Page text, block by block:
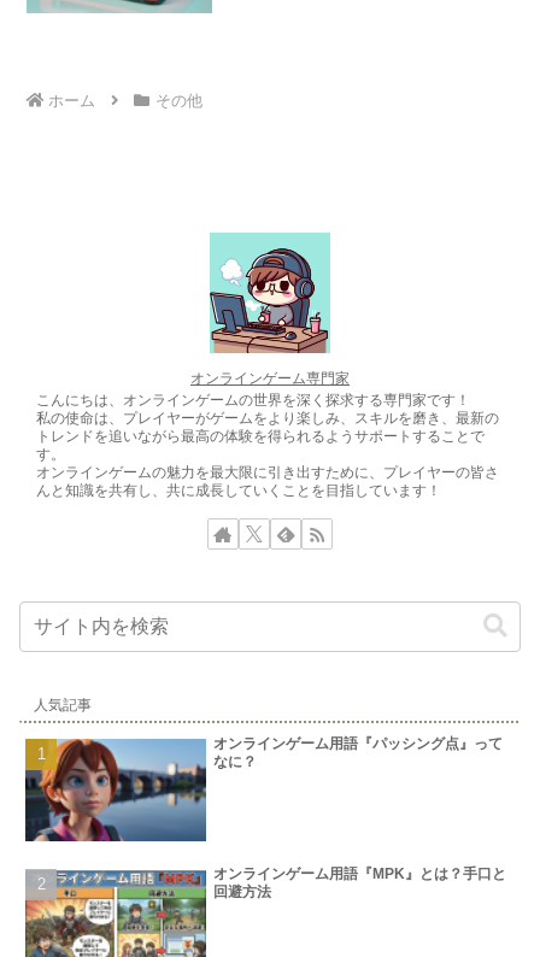
ホーム その他
オンラインゲーム専門家
こんにちは、オンラインゲームの世界を深く探求する専門家です！
私の使命は、プレイヤーがゲームをより楽しみ、スキルを磨き、最新の
トレンドを追いながら最高の体験を得られるようサポートすることで
す。
オンラインゲームの魅力を最大限に引き出すために、プレイヤーの皆さ
んと知識を共有し、共に成長していくことを目指しています！
人気記事
オンラインゲーム用語『パッシング点』って
なに？
オンラインゲーム用語『MPK』とは？手口と
回避方法